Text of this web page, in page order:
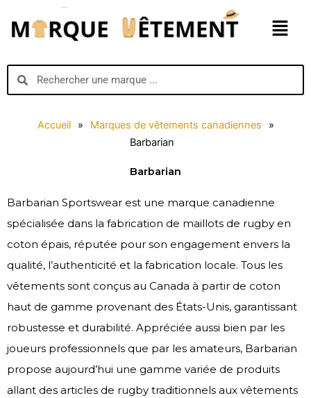
contenu
Menu
SearchSearch
Accueil » Marques de vêtements canadiennes
»
Barbarian
Barbarian
Barbarian Sportswear est une marque canadienne
spécialisée dans la fabrication de maillots de rugby en
coton épais, réputée pour son engagement envers la
qualité, l’authenticité et la fabrication locale. Tous les
vêtements sont conçus au Canada à partir de coton
haut de gamme provenant des États-Unis, garantissant
robustesse et durabilité. Appréciée aussi bien par les
joueurs professionnels que par les amateurs, Barbarian
propose aujourd’hui une gamme variée de produits
allant des articles de rugby traditionnels aux vêtements